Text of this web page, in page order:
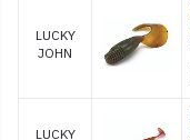
LUCKY
JOHN
LUCKY